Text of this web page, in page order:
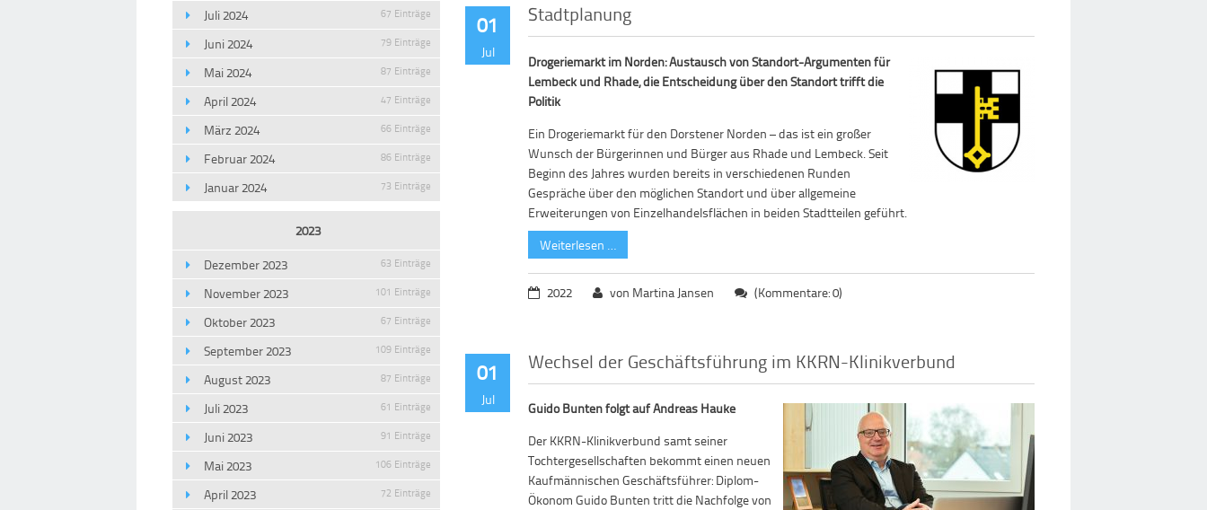
01
Jul
Stadtplanung
Drogeriemarkt im Norden: Austausch von Standort-Argumenten für
Lembeck und Rhade, die Entscheidung über den Standort trifft die
Politik
Ein Drogeriemarkt für den Dorstener Norden – das ist ein großer
Wunsch der Bürgerinnen und Bürger aus Rhade und Lembeck. Seit
Beginn des Jahres wurden bereits in verschiedenen Runden
Gespräche über den möglichen Standort und über allgemeine
Erweiterungen von Einzelhandelsflächen in beiden Stadtteilen geführt.
Weiterlesen …
2022 von Martina Jansen (Kommentare: 0)
01
Jul
Wechsel der Geschäftsführung im KKRN-Klinikverbund
Guido Bunten folgt auf Andreas Hauke
Der KKRN-Klinikverbund samt seiner
Tochtergesellschaften bekommt einen neuen
Kaufmännischen Geschäftsführer: Diplom-
Ökonom Guido Bunten tritt die Nachfolge von
Juli 2024 67 Einträge
Juni 2024 79 Einträge
Mai 2024 87 Einträge
April 2024 47 Einträge
März 2024 66 Einträge
Februar 2024 86 Einträge
Januar 2024 73 Einträge
2023
Dezember 2023
63 Einträge
November 2023 101 Einträge
Oktober 2023 67 Einträge
September 2023 109 Einträge
August 2023 87 Einträge
Juli 2023 61 Einträge
Juni 2023 91 Einträge
Mai 2023 106 Einträge
April 2023 72 Einträge